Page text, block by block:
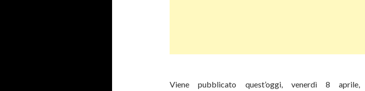
Viene pubblicato quest’oggi, venerdì 8 aprile,